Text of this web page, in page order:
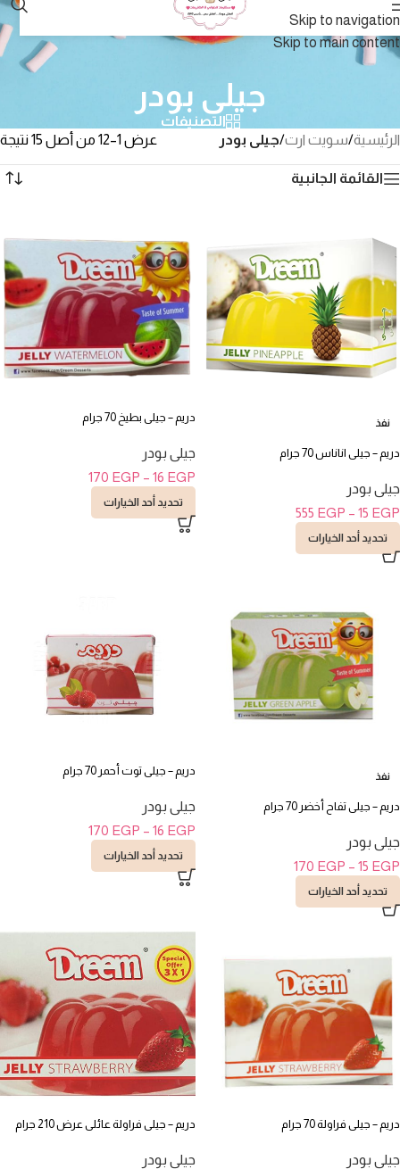
Skip to navigation
Skip to main content
جيلى بودر
التصنيفات
الرئيسية/سويت ارت/جيلى بودر عرض 1–12 من أصل 15 نتيجة
القائمة الجانبية
نفذ
دريم – جيلى اناناس 70 جرام
جيلى بودر
15 EGP
–
555 EGP
تحديد أحد الخيارات
دريم – جيلى بطيخ 70 جرام
جيلى بودر
16 EGP
–
170 EGP
تحديد أحد الخيارات
نفذ
دريم – جيلى تفاح أخضر 70 جرام
جيلى بودر
15 EGP
–
170 EGP
تحديد أحد الخيارات
دريم – جيلى توت أحمر 70 جرام
جيلى بودر
16 EGP
–
170 EGP
تحديد أحد الخيارات
دريم – جيلى فراولة 70 جرام
جيلى بودر
دريم – جيلى فراولة عائلى عرض 210 جرام
جيلى بودر